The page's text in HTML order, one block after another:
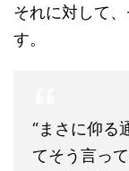
それに対して
す。
“まさに仰る
てそう言っ